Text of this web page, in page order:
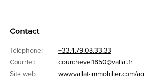
Contact
Téléphone:
+33.4.79.08.33.33
Courriel:
courchevel1850@vallat.fr
Site web:
www.vallat-immobilier.com/